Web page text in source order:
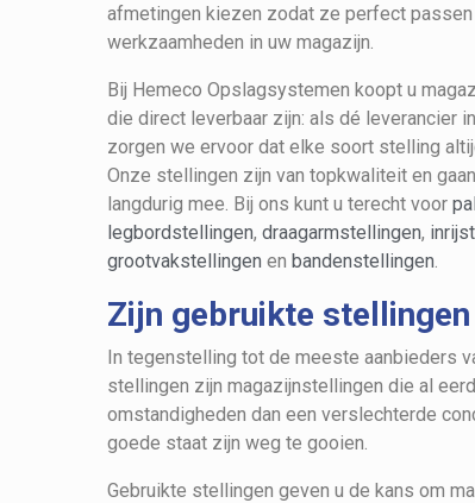
afmetingen kiezen zodat ze perfect
werkzaamheden in uw magazijn.
Bij Hemeco Opslagsystemen koopt u
die direct leverbaar zijn: als dé leverancier
zorgen we ervoor dat elke soort stelling
Onze stellingen zijn van topkwaliteit en
langdurig mee. Bij ons kunt u terecht voor
legbordstellingen, draagarmstellingen,
grootvakstellingen en bandenstellingen.
Zijn gebruikte
In tegenstelling tot de meeste aanbieders
stellingen zijn magazijnstellingen die al
omstandigheden dan een verslechterde
goede staat zijn weg te gooien.
Gebruikte stellingen geven u de kans om